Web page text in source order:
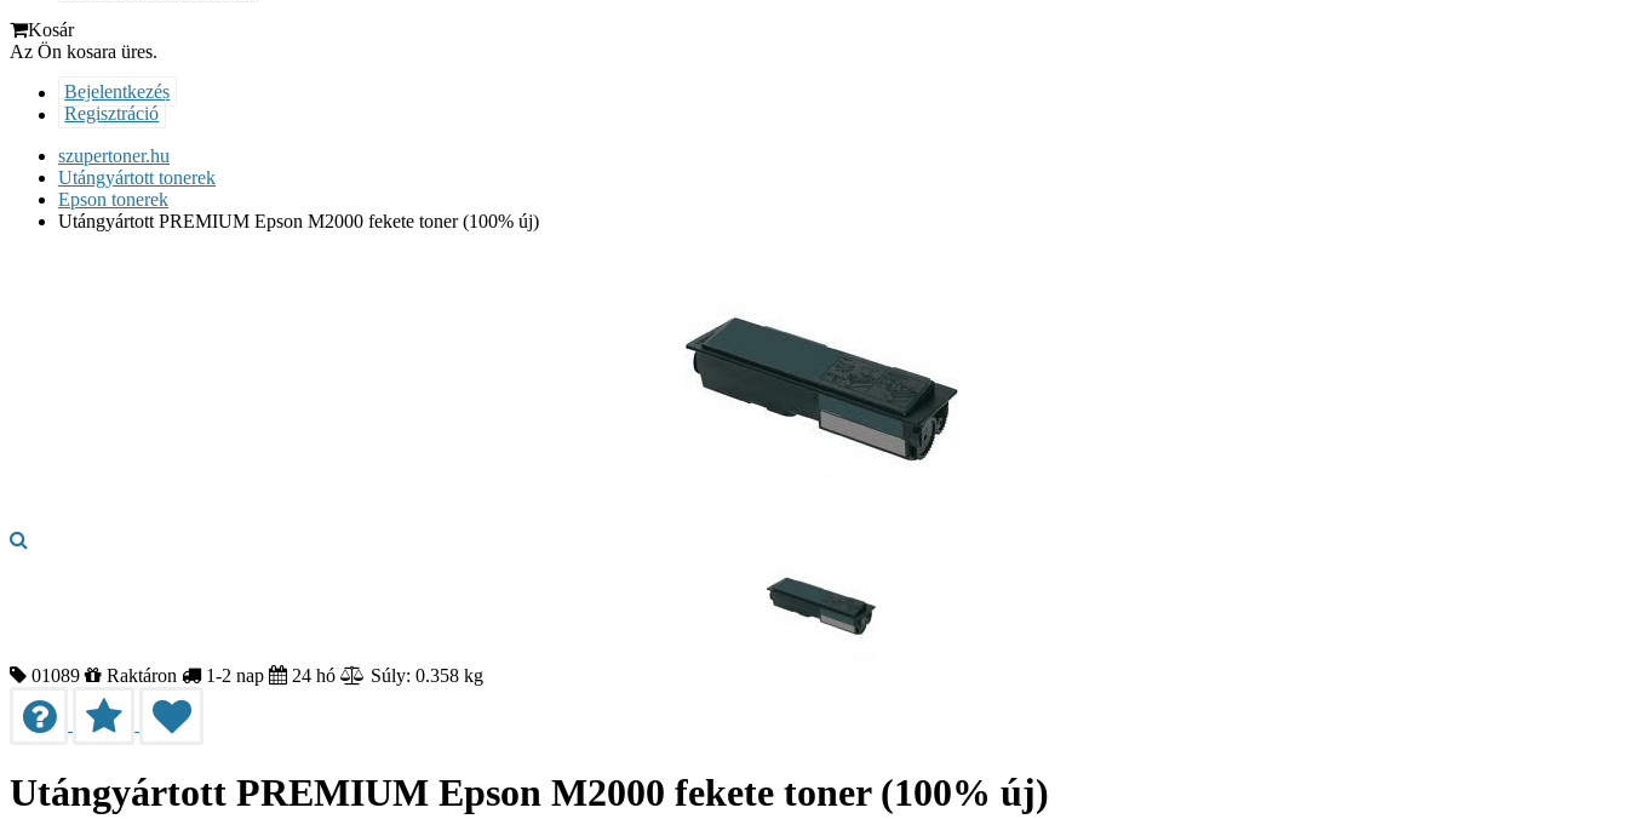
Kosár
Az Ön kosara üres.
Bejelentkezés
Regisztráció
szupertoner.hu
Utángyártott tonerek
Epson tonerek
Utángyártott PREMIUM Epson M2000 fekete toner (100% új)
01089 Raktáron 1-2 nap 24 hó Súly: 0.358 kg
Utángyártott PREMIUM Epson M2000 fekete toner (100% új)